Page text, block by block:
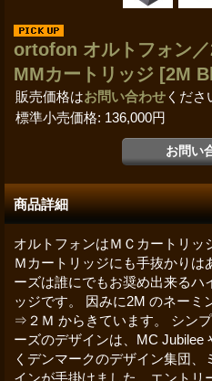
ortofon オルトフォン
MMカートリッジ [2M
販売価格はお問い合わせ くださ
標準小売価格: 136,000円
商品詳細
オルトフォンはＭＣカートリッ
Ｍカートリッジにも手抜かりは
ーズは誰にでもお奨め出来るハ
ッジです。 因みに2M のネーミ
⇒２Ｍ からきています。 シン
ーズのデザインは、MC Jubilee
くデンマークのデザイン集団